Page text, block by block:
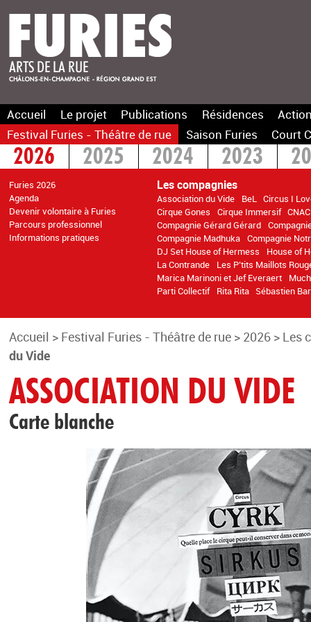
Accueil Le projet Publications Résidences
Festival Furies - Théâtre de rue
Saison Furies Court
2026
Furies 2026
Agenda
Devenir volontaire à Furies
Parcours professionnel
Informations pratiques
Les compagnies
Association du Vide BeL
Circus I
Cirque Gones
Cirque Immersif
Compagnie Gérard Gérard
Compagnie Madhuka Compagnie
DJ Set House of Hermess
House of
La Contrande
Les P’tits Maillots
Marica Marinoni et Jef Everaert
Parti Collectif Rita Rita Sébastien
2025 2024 2023
2016
>2014
Accueil > Festival Furies - Théâtre de rue > 2026 > Les
du Vide
ASSOCIATION DU VIDE
Carte blanche